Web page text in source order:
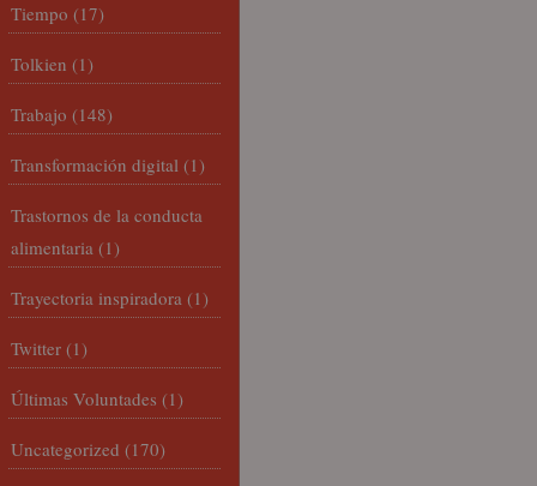
Tiempo (17)
Tolkien (1)
Trabajo (148)
Transformación digital (1)
Trastornos de la conducta
alimentaria (1)
Trayectoria inspiradora (1)
Twitter (1)
Últimas Voluntades (1)
Uncategorized (170)